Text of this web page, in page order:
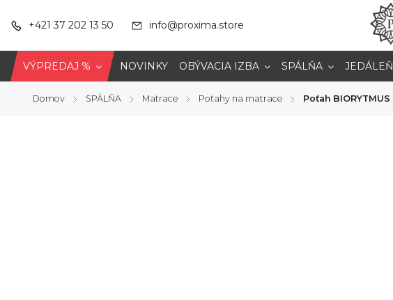
+421 37 202 13 50 info@proxima.store
VÝPREDAJ % NOVINKY OBÝVACIA IZBA SPÁLŇA JEDÁLEŇ
Domov / SPÁLŇA / Matrace / Poťahy na matrace / Poťah BIORYTMUS